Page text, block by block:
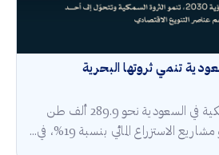
تنمي ثروتها البحرية
سجل إنتاج الثروة السمكية في السعودية نحو 289.9 ألف طن